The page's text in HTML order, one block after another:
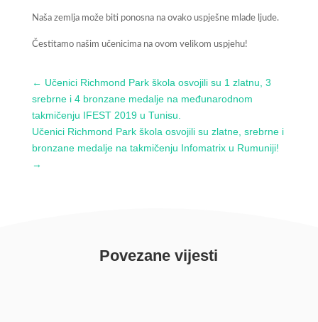
Naša zemlja može biti ponosna na ovako uspješne mlade ljude.
Čestitamo našim učenicima na ovom velikom uspjehu!
← Učenici Richmond Park škola osvojili su 1 zlatnu, 3
srebrne i 4 bronzane medalje na međunarodnom
takmičenju IFEST 2019 u Tunisu.
Učenici Richmond Park škola osvojili su zlatne, srebrne i
bronzane medalje na takmičenju Infomatrix u Rumuniji!
→
Povezane vijesti